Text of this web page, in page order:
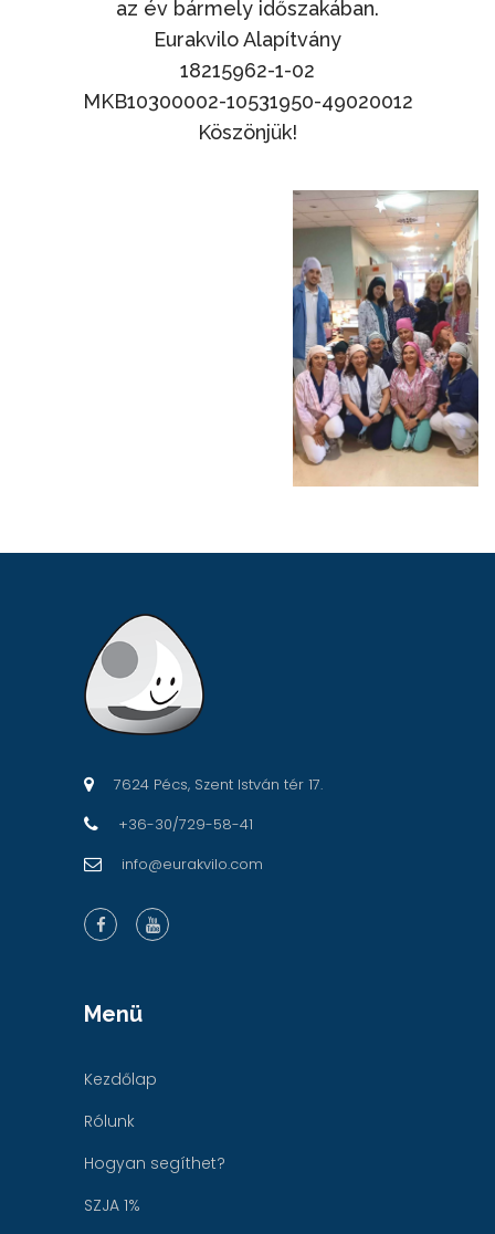
az év bármely időszakában.
Eurakvilo Alapítvány
18215962-1-02
MKB10300002-10531950-49020012
Köszönjük!
7624 Pécs, Szent István tér 17.
+36-30/729-58-41
info@eurakvilo.com
Menü
Kezdőlap
Rólunk
Hogyan segíthet?
SZJA 1%